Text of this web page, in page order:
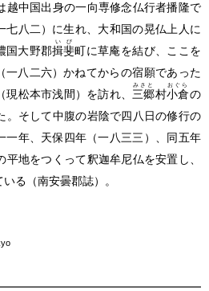
越中国出身の一向専修念仏行者播隆で
七八二） に生れ、大和国の晃仏上人に
国大野郡揖斐
いび
町に草庵を結び、ここを
（一八二六） かねてからの宿願であった
（現松本市浅間） を訪れ、 三郷
みさと
村小倉
おぐら
の
。そして中腹の岩陰で四八日の修行の
一年、天保四年 （一八三三）
、同五年
地をつくって釈迦牟尼仏を安置し、
いる （南安曇郡誌） 。